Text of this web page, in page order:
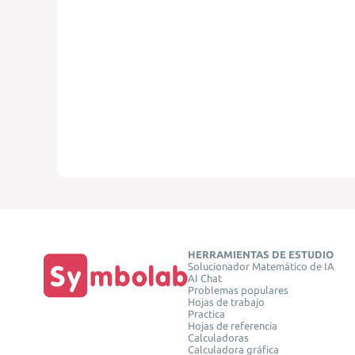
HERRAMIENTAS DE ESTUDIO
Solucionador Matemático de IA
AI Chat
Problemas populares
Hojas de trabajo
Practica
Hojas de referencia
Calculadoras
Calculadora gráfica